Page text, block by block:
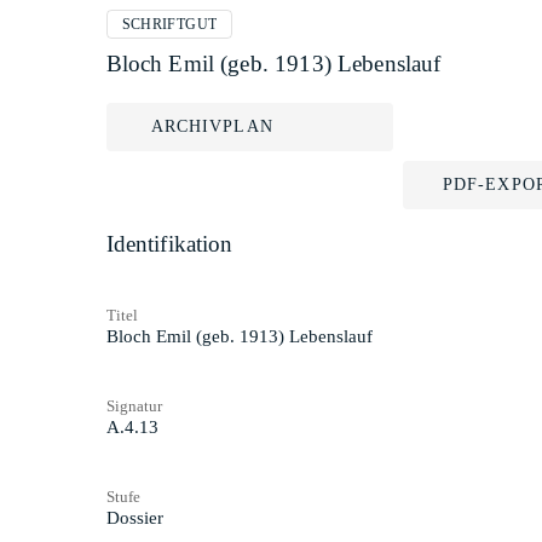
SCHRIFTGUT
Bloch Emil (geb. 1913) Lebenslauf
ARCHIVPLAN
PDF-
Identifikation
Titel
Bloch Emil (geb. 1913) Lebenslauf
Signatur
A.4.13
Stufe
Dossier